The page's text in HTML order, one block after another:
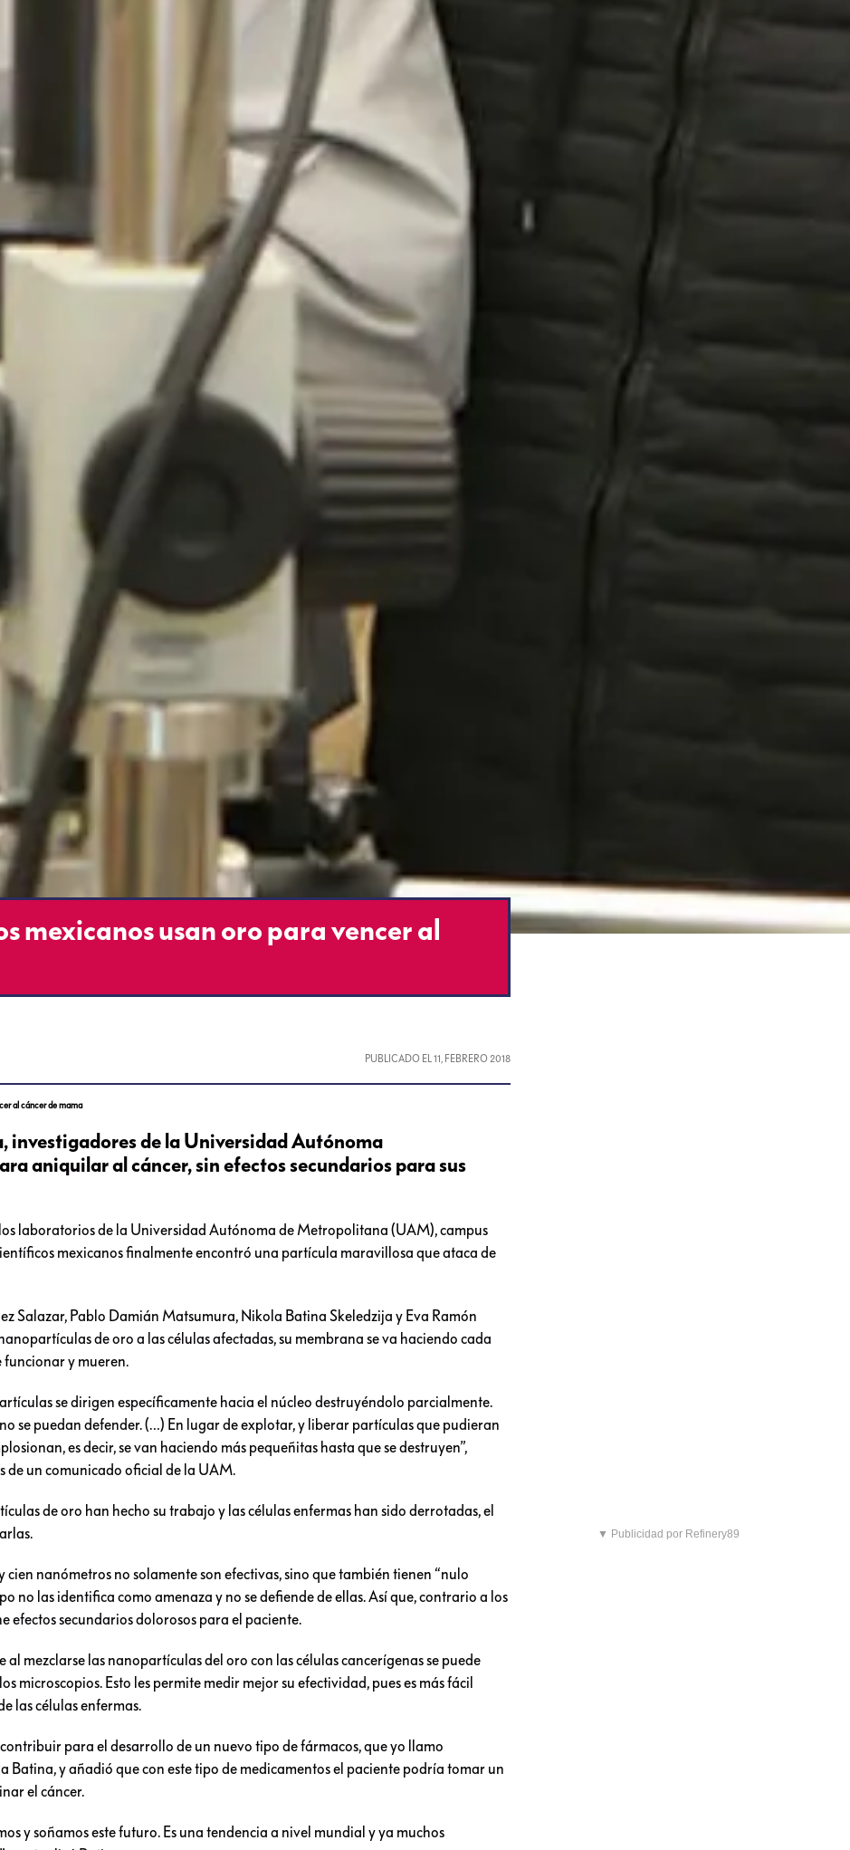
mexicanos usan oro para vencer al
PUBLICADO EL11, FEBRERO 2018
al cáncer de mama
investigadores de la Universidad Autónoma
aniquilar al cáncer, sin efectos secundarios para sus
los laboratorios de la Universidad Autónoma de Metropolitana (UAM), campus
mexicanos finalmente encontró una partícula maravillosa que ataca de
Salazar, Pablo Damián Matsumura, Nikola Batina Skeledzija y Eva Ramón
de oro a las células afectadas, su membrana se va haciendo cada
funcionar y mueren.
se dirigen específicamente hacia el núcleo destruyéndolo parcialmente.
se puedan defender. (…) En lugar de explotar, y liberar partículas que pudieran
es decir, se van haciendo más pequeñitas hasta que se destruyen”,
de un comunicado oficial de la UAM.
de oro han hecho su trabajo y las células enfermas han sido derrotadas, el
cien nanómetros no solamente son efectivas, sino que también tienen “nulo
no las identifica como amenaza y no se defiende de ellas. Así que, contrario a los
efectos secundarios dolorosos para el paciente.
mezclarse las nanopartículas del oro con las células cancerígenas se puede
microscopios. Esto les permite medir mejor su efectividad, pues es más fácil
las células enfermas.
para el desarrollo de un nuevo tipo de fármacos, que yo llamo
Batina, y añadió que con este tipo de medicamentos el paciente podría tomar un
el cáncer.
y soñamos este futuro. Es una tendencia a nivel mundial y ya muchos
▼ Publicidad por Refinery89